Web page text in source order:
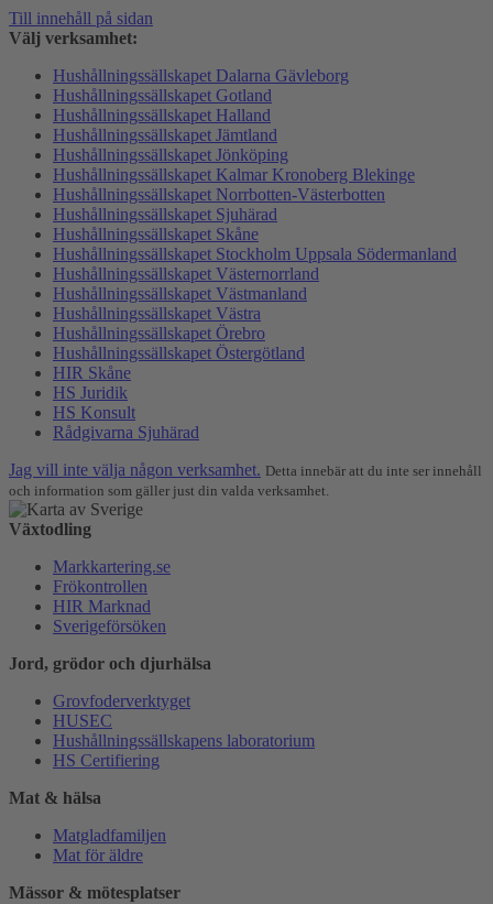
Till innehåll på sidan
Välj verksamhet:
Hushållningssällskapet Dalarna Gävleborg
Hushållningssällskapet Gotland
Hushållningssällskapet Halland
Hushållningssällskapet Jämtland
Hushållningssällskapet Jönköping
Hushållningssällskapet Kalmar Kronoberg Blekinge
Hushållningssällskapet Norrbotten-Västerbotten
Hushållningssällskapet Sjuhärad
Hushållningssällskapet Skåne
Hushållningssällskapet Stockholm Uppsala Södermanland
Hushållningssällskapet Västernorrland
Hushållningssällskapet Västmanland
Hushållningssällskapet Västra
Hushållningssällskapet Örebro
Hushållningssällskapet Östergötland
HIR Skåne
HS Juridik
HS Konsult
Rådgivarna Sjuhärad
Jag vill inte välja någon verksamhet. Detta innebär att du inte ser innehåll
och information som gäller just din valda verksamhet.
Växtodling
Markkartering.se
Frökontrollen
HIR Marknad
Sverigeförsöken
Jord, grödor och djurhälsa
Grovfoderverktyget
HUSEC
Hushållningssällskapens laboratorium
HS Certifiering
Mat & hälsa
Matgladfamiljen
Mat för äldre
Mässor & mötesplatser